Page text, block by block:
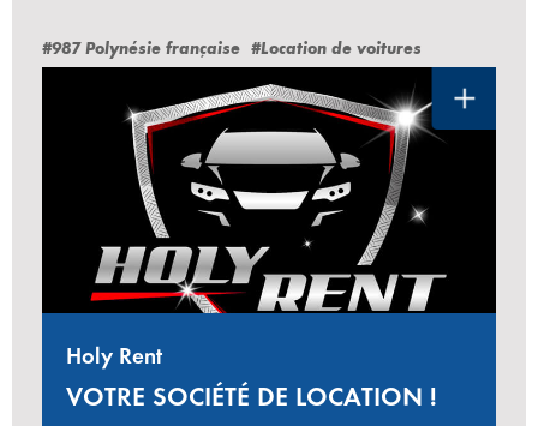
#987 Polynésie française #Location de voitures
Holy Rent
VOTRE SOCIÉTÉ DE LOCATION !